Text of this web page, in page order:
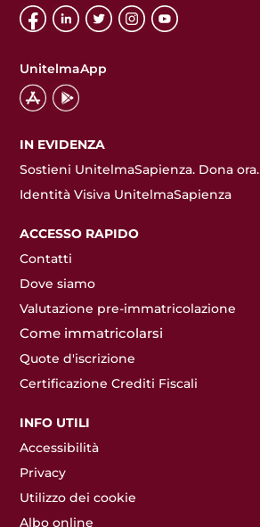
UnitelmaApp
IN EVIDENZA
Sostieni UnitelmaSapienza. Dona ora.
Identità Visiva UnitelmaSapienza
ACCESSO RAPIDO
Contatti
Dove siamo
Valutazione pre-immatricolazione
Come immatricolarsi
Quote d'iscrizione
Certificazione Crediti Fiscali
INFO UTILI
Accessibilità
Privacy
Utilizzo dei cookie
Albo online